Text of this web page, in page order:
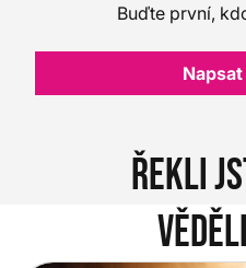
Buďte první,
Řekli